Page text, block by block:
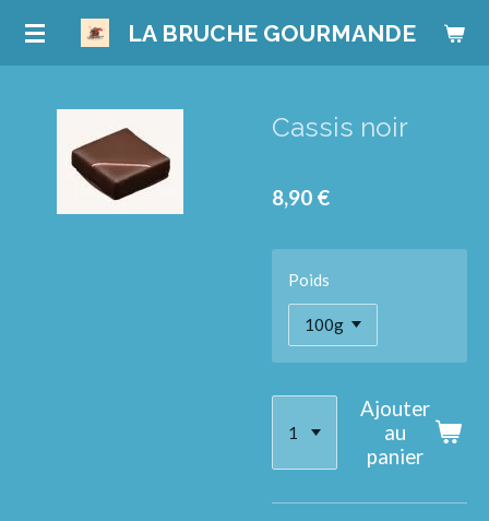
Passer
principal
LA BRUCHE GOURMANDE
Cassis noir
8,90 €
Poids
Ajouter
au
panier